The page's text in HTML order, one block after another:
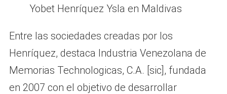
Yobet Henríquez Ysla en Maldivas
Entre las sociedades creadas por los
Henríquez, destaca Industria Venezolana de
Memorias Technologicas, C.A. [sic], fundada
en 2007 con el objetivo de desarrollar